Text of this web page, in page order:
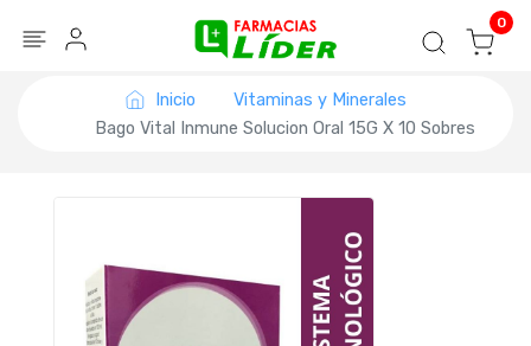
Seguir mi pedido 0
Inicio
Vitaminas y Minerales
Bago Vital Inmune Solucion Oral 15G X 10 Sobres